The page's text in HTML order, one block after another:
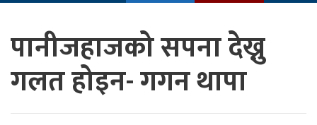
पानीजहाजको सपना देख्नु
गलत होइन- गगन थापा